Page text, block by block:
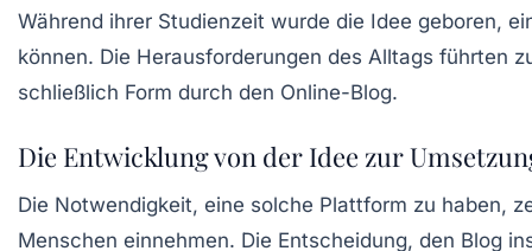
Während ihrer Studienzeit wurde die Idee geboren,
können. Die Herausforderungen des Alltags führten
schließlich Form durch den Online-Blog.
Die Entwicklung von der Idee zur
Die Notwendigkeit, eine solche Plattform zu haben,
Menschen einnehmen. Die Entscheidung, den Blog